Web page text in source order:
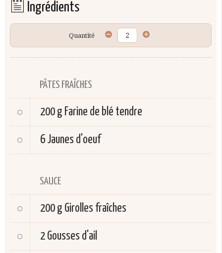
Ingrédients
Quantité
PÂTES FRAÎCHES
200 g Farine de blé tendre
6 Jaunes d'oeuf
SAUCE
200 g Girolles fraîches
2 Gousses d'ail